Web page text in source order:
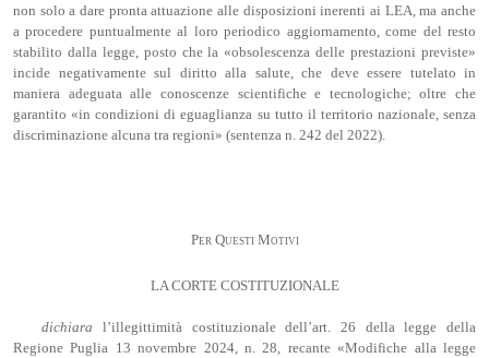
non solo a dare pronta attuazione alle disposizioni inerenti ai LEA, ma anche
a procedere puntualmente al loro periodico aggiornamento, come del resto
stabilito dalla legge, posto che la «obsolescenza delle prestazioni previste»
incide negativamente sul diritto alla salute, che deve essere tutelato in
maniera adeguata alle conoscenze scientifiche e tecnologiche; oltre che
garantito «in condizioni di eguaglianza su tutto il territorio nazionale, senza
discriminazione alcuna tra regioni» (sentenza n. 242 del 2022).
Per Questi Motivi
LA CORTE COSTITUZIONALE
dichiaral’illegittimità costituzionale dell’art. 26 della legge della
Regione Puglia 13 novembre 2024, n. 28, recante «Modifiche alla legge